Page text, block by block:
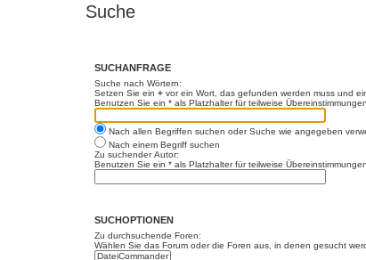
Suche
SUCHANFRAGE
Suche nach Wörtern:
Setzen Sie ein + vor ein Wort, das gefunden werden muss und
Benutzen Sie ein * als Platzhalter für teilweise Übereinstimmungen.
Nach allen Begriffen suchen oder Suche wie angegeben
Nach einem Begriff suchen
Zu suchender Autor:
Benutzen Sie ein * als Platzhalter für teilweise Übereinstimmungen.
SUCHOPTIONEN
Zu durchsuchende Foren:
Wählen Sie das Forum oder die Foren aus, in denen gesucht